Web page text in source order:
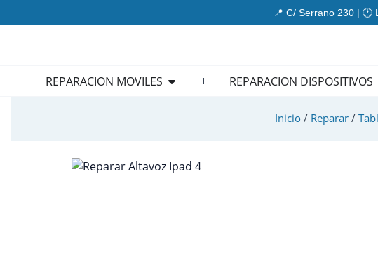
al
📍 C/ Serrano 230 |
REPARACION MOVILES Open REPARACION MOVILES
REPARACION DISPOSITIVOS
Inicio / Reparar /